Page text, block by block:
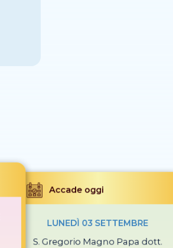
Accade oggi
LUNEDÌ 03 SETTEMBRE
S. Gregorio Magno Papa dott.